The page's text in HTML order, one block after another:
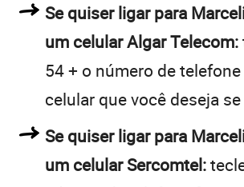
Se quiser ligar para
um celular Algar Telecom:
54 + o número de
celular que você deseja
Se quiser ligar para
um celular Sercomtel: